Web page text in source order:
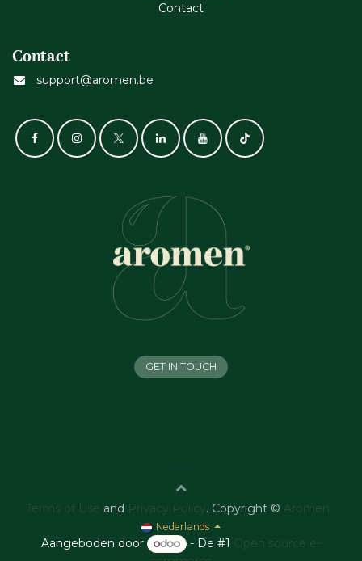
Cont​act
Contact
support@aromen.be
GET IN TOUCH
Terms of Use and Privacy Policy . Copyright © Aromen
Nederlands
Aangeboden door - De #1 Open source e-